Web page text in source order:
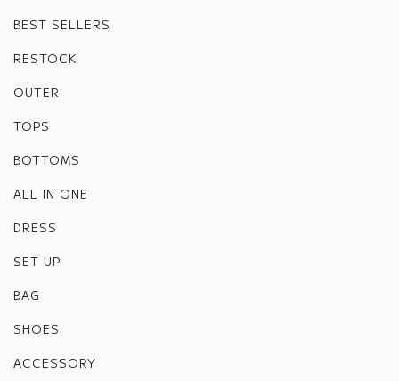
BEST SELLERS
RESTOCK
OUTER
TOPS
BOTTOMS
ALL IN ONE
DRESS
SET UP
BAG
SHOES
ACCESSORY